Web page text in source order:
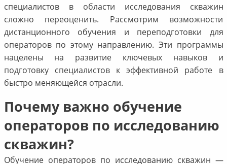
специалистов в области исследования скважин
сложно переоценить. Рассмотрим возможности
дистанционного обучения и переподготовки для
операторов по этому направлению. Эти программы
нацелены на развитие ключевых навыков и
подготовку специалистов к эффективной работе в
быстро меняющейся отрасли.
Почему важно обучение
операторов по исследованию
скважин?
Обучение операторов по исследованию скважин —